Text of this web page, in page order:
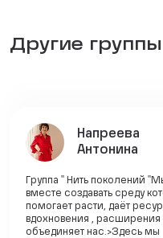
Другие
Напреева
Антонина
Группа " Нить поколений
вместе создавать среду
помогает расти, даёт
вдохновения , расширения
объединяет нас.>Здесь мы